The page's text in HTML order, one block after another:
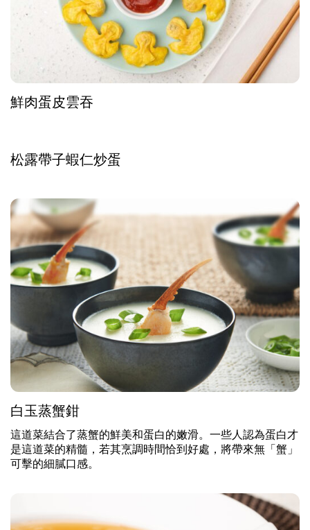
鮮肉蛋皮雲吞
松露帶子蝦仁炒蛋
白玉蒸蟹鉗
這道菜結合了蒸蟹的鮮美和蛋白的嫩滑。一些人認為蛋白才
是這道菜的精髓，若其烹調時間恰到好處，將帶來無「蟹」
可擊的細膩口感。